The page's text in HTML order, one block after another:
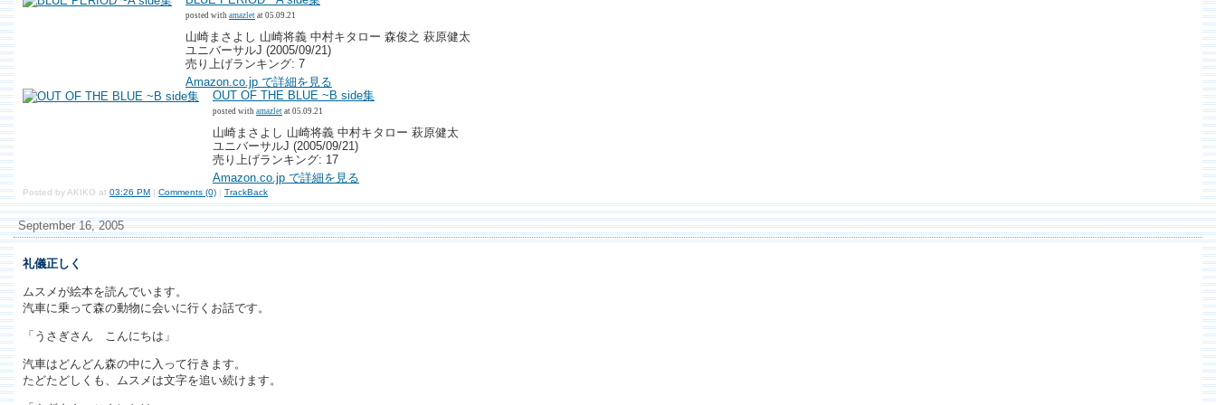
posted with amazlet at 05.09.21
山崎まさよし 山崎将義 中村キタロー 森俊之 萩原健太
ユニバーサルJ (2005/09/21)
売り上げランキング: 7
Amazon.co.jp で詳細を見る
OUT OF THE BLUE ~B side集
posted with amazlet at 05.09.21
山崎まさよし 山崎将義 中村キタロー 萩原健太
ユニバーサルJ (2005/09/21)
売り上げランキング: 17
Amazon.co.jp で詳細を見る
Posted by AKIKO at 03:26 PM | Comments (0) | TrackBack
September 16, 2005
礼儀正しく
ムスメが絵本を読んでいます。
汽車に乗って森の動物に会いに行くお話です。
「うさぎさん こんにちは」
汽車はどんどん森の中に入って行きます。
たどたどしくも、ムスメは文字を追い続けます。